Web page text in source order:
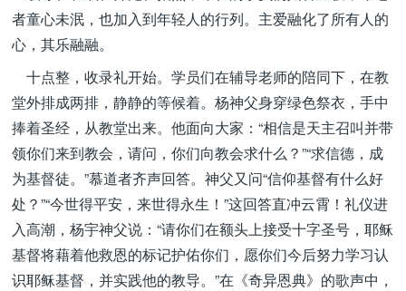
者童心未泯，也加入到年轻人的行列。主爱融化了所有人的
心，其乐融融。
十点整，收录礼开始。学员们在辅导老师的陪同下，在教
堂外排成两排，静静的等候着。杨神父身穿绿色祭衣，手中
捧着圣经，从教堂出来。他面向大家：“相信是天主召叫并带
领你们来到教会，请问，你们向教会求什么？”“求信德，成
为基督徒。”慕道者齐声回答。神父又问“信仰基督有什么好
处？”“今世得平安，来世得永生！”这回答直冲云霄！礼仪进
入高潮，杨宇神父说：“请你们在额头上接受十字圣号，耶稣
基督将藉着他救恩的标记护佑你们，愿你们今后努力学习认
识耶稣基督，并实践他的教导。”在《奇异恩典》的歌声中，